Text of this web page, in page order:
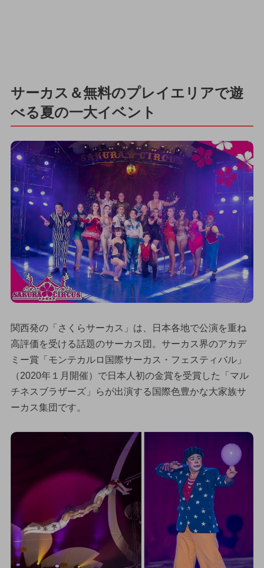
サーカス＆無料のプレイエリアで遊
べる夏の一大イベント
関西発の「さくらサーカス」は、日本各地で公演を重ね
高評価を受ける話題のサーカス団。サーカス界のアカデ
ミー賞「モンテカルロ国際サーカス・フェスティバル」
（2020年１月開催）で日本人初の金賞を受賞した「マル
チネスブラザーズ」らが出演する国際色豊かな大家族サ
ーカス集団です。